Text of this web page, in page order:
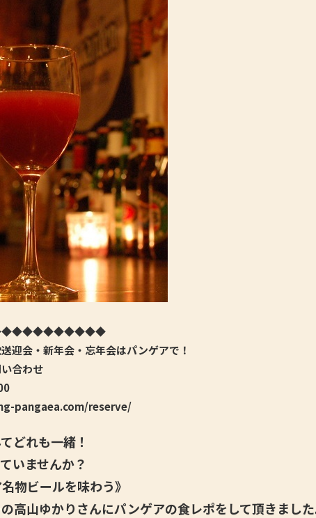
迎会・新年会・忘年会はパンゲアで！
合わせ
pangaea.com/reserve/
どれも一緒！
いませんか？
物ビールを味わう》
高山ゆかりさんにパンゲアの食レポをして頂きました